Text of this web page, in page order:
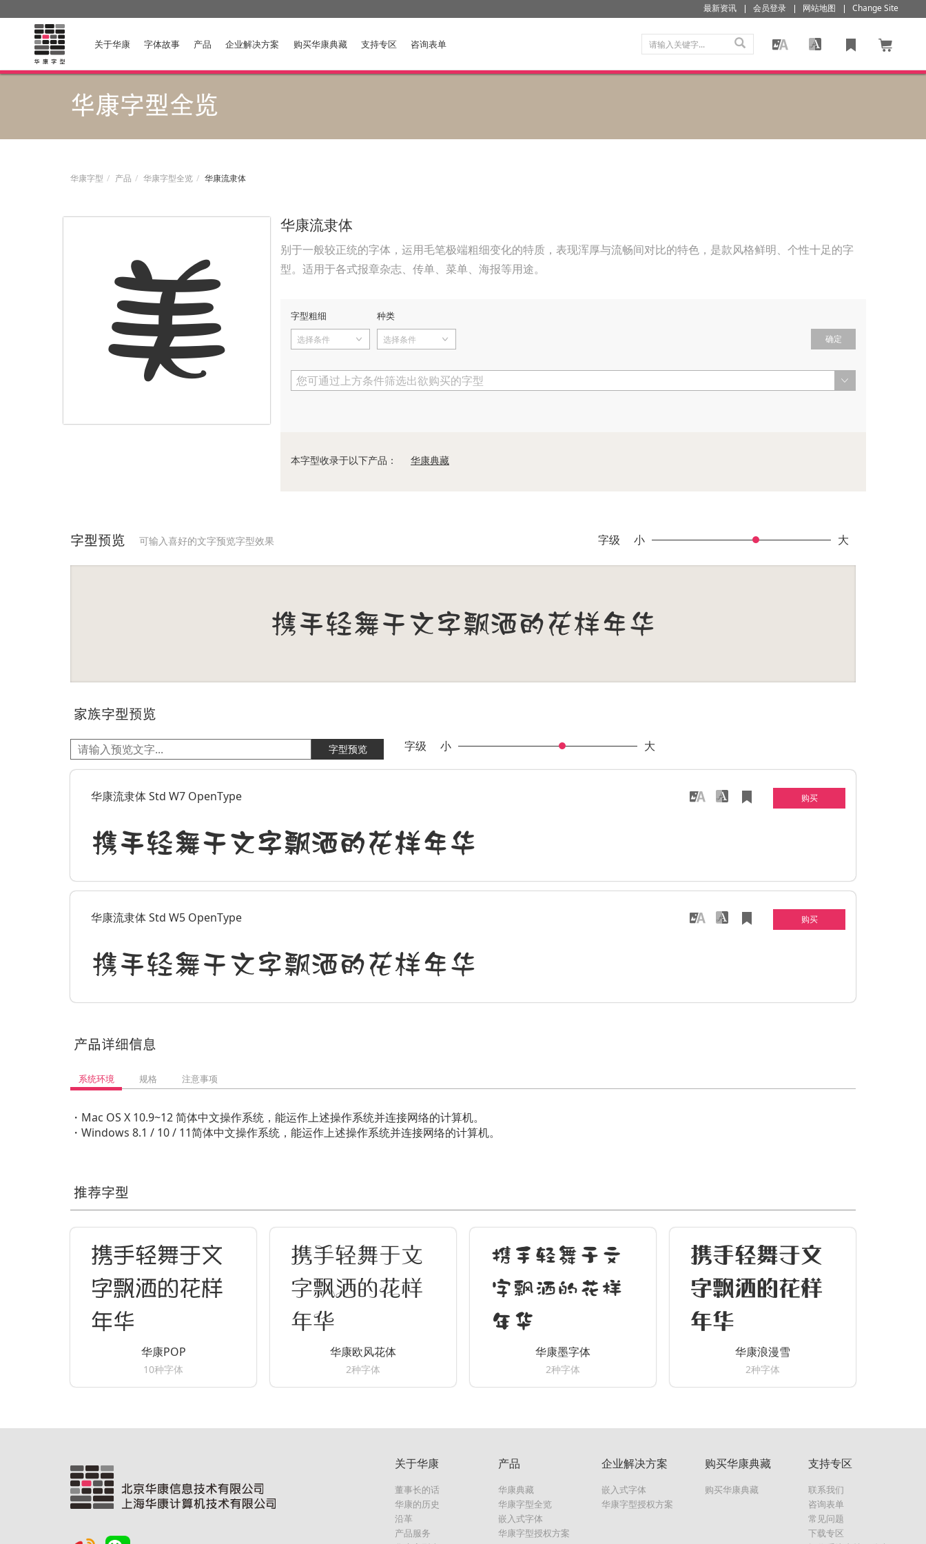
最新资讯 会员登录 网站地图 Change Site
关于华康 字体故事 产品 企业解决方案 购买华康典藏 支持专区 咨询表单
华康字型全览
华康字型 产品 华康字型全览 华康流隶体
美
华康流隶体
别于一般较正统的字体，运用毛笔极端粗细变化的特质，表现浑厚与流畅间对比的特色，是款风格鲜明、个性十足的字
型。适用于各式报章杂志、传单、菜单、海报等用途。
字型粗细
选择条件
种类
选择条件 确定
您可通过上方条件筛选出欲购买的字型
本字型收录于以下产品： 华康典藏
字型预览 可输入喜好的文字预览字型效果 字级 小 大
家族字型预览
字型预览 字级 小 大
华康流隶体 Std W7 OpenType 购买
携手轻舞于文字飘洒的花样年华
华康流隶体 Std W5 OpenType 购买
携手轻舞于文字飘洒的花样年华
产品详细信息
系统环境 规格 注意事项
・Mac OS X 10.9~12 简体中文操作系统，能运作上述操作系统并连接网络的计算机。
・Windows 8.1 / 10 / 11简体中文操作系统，能运作上述操作系统并连接网络的计算机。
推荐字型
携手轻舞于文
字飘洒的花样
年华
华康POP
10种字体
携手轻舞于文
字飘洒的花样
年华
华康欧风花体
2种字体
携手轻舞于文
字飘洒的花样
年华
华康墨字体
2种字体
携手轻舞于文
字飘洒的花样
年华
华康浪漫雪
2种字体
关于华康
董事长的话
华康的历史
沿革
产品服务
产品
华康典藏
华康字型全览
嵌入式字体
华康字型授权方案
企业解决方案
嵌入式字体
华康字型授权方案
购买华康典藏
购买华康典藏
支持专区
联系我们
咨询表单
常见问题
下载专区